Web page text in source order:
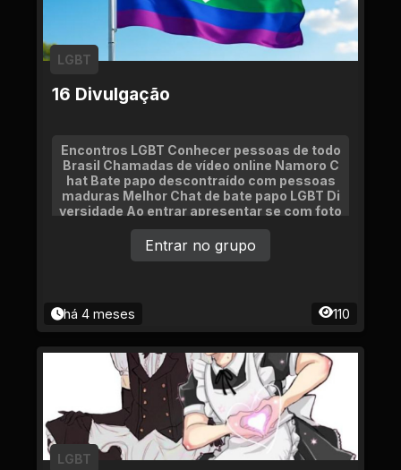
16 Divulgação
LGBT
Encontros LGBT Conhecer pessoas de todo
Brasil Chamadas de vídeo online Namoro C
hat Bate papo descontraído com pessoas
maduras Melhor Chat de bate papo LGBT Di
versidade Ao entrar apresentar se com foto
e idade Venha participar do melhor grupo lg
bt da web Diversidade e namoro encontros
na vida real
há 4 meses 110
Entrar no grupo
LGBT